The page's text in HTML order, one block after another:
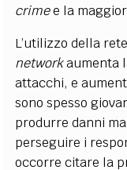
crimee la
L’utilizzo della
networkaumenta
attacchi, e
sono spesso
produrre danni
perseguire i
occorre citare la